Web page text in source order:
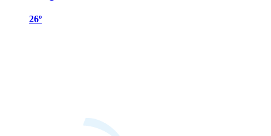
26º